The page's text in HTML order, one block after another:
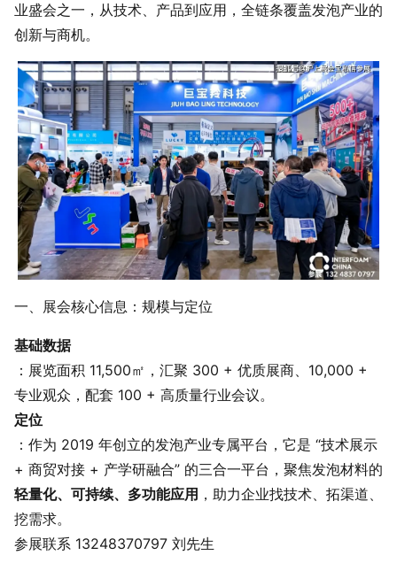
业盛会之一，从技术、产品到应用，全链条覆盖发泡产业的
创新与商机。
一、展会核心信息：规模与定位
基础数据
：展览面积 11,500㎡，汇聚 300 + 优质展商、10,000 +
专业观众，配套 100 + 高质量行业会议。
定位
：作为 2019 年创立的发泡产业专属平台，它是 “技术展示
+ 商贸对接 + 产学研融合” 的三合一平台，聚焦发泡材料的
轻量化、可持续、多功能应用 ，助力企业找技术、拓渠道、
挖需求。
参展联系 13248370797 刘先生